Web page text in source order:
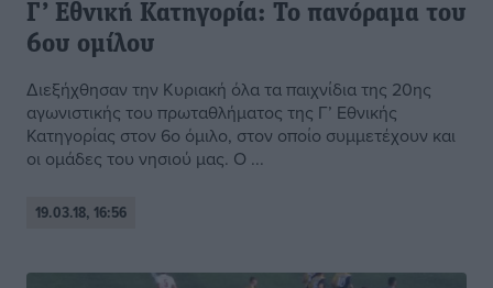
Γ’ Εθνική Κατηγορία: Το πανόραμα του
6ου ομίλου
Διεξήχθησαν την Κυριακή όλα τα παιχνίδια της 20ης
αγωνιστικής του πρωταθλήματος της Γ’ Εθνικής
Κατηγορίας στον 6ο όμιλο, στον οποίο συμμετέχουν και
οι ομάδες του νησιού μας. Ο ...
19.03.18, 16:56